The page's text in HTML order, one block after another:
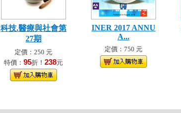
科技.醫療與社會第
27期
定價：250 元
特價： 95折！ 238元
INER 2017 ANNU
A...
定價：750 元